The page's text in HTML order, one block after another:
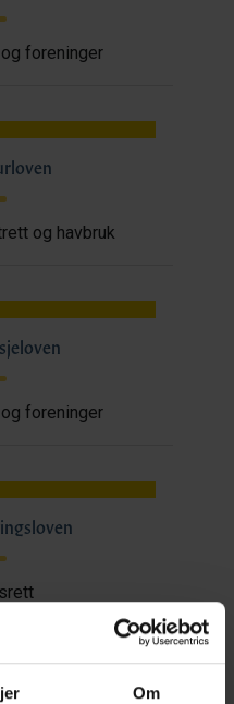
Om
foreninger
og havbruk
foreninger